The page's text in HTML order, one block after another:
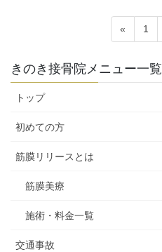
の
ペ
ー
ジ
送
«
固
定
ー
1
きのき接骨院メニュー一覧
トップ
初めての方
筋膜リリースとは
筋膜美療
施術・料金一覧
交通事故